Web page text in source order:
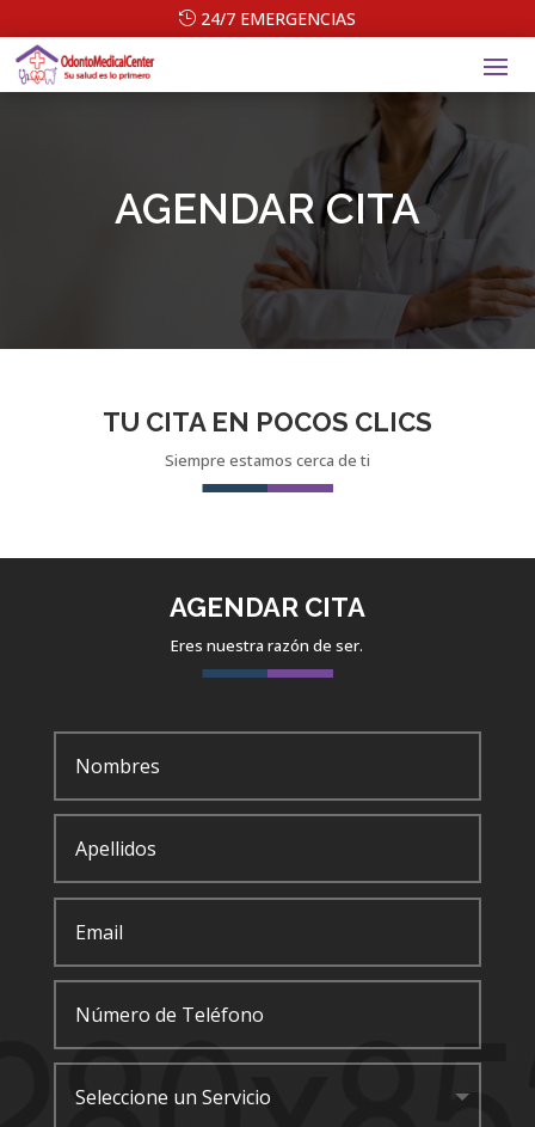
24/7 EMERGENCIAS
AGENDAR CITA
TU CITA EN POCOS CLICS
Siempre estamos cerca de ti
AGENDAR CITA
Eres nuestra razón de ser.